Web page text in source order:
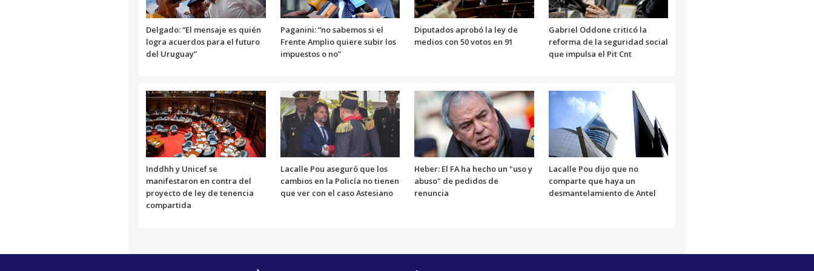
Delgado: “El mensaje es quién
logra acuerdos para el futuro
del Uruguay”
Paganini: “no sabemos si el
Frente Amplio quiere subir los
impuestos o no”
Diputados aprobó la ley de
medios con 50 votos en 91
Gabriel Oddone criticó la
reforma de la seguridad social
que impulsa el Pit Cnt
Inddhh y Unicef se
manifestaron en contra del
proyecto de ley de tenencia
compartida
Lacalle Pou aseguró que los
cambios en la Policía no tienen
que ver con el caso Astesiano
Heber: El FA ha hecho un "uso y
abuso" de pedidos de
renuncia
Lacalle Pou dijo que no
comparte que haya un
desmantelamiento de Antel